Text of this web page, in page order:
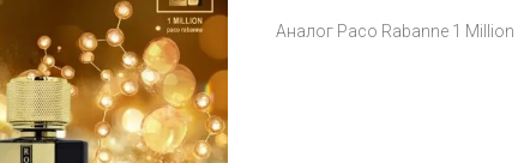
Аналог Paco Rabanne 1 Million